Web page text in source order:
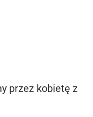
przez kobietę z